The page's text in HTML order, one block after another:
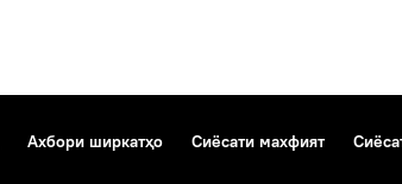
Ахбори ширкатҳо Сиёсати махфият